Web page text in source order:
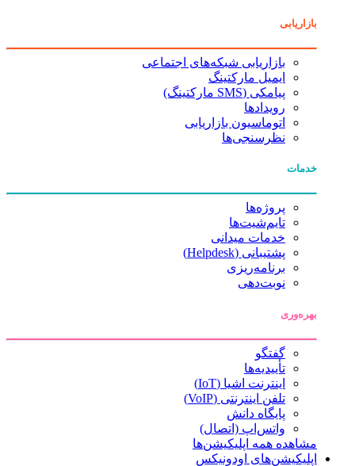
بازاریابی
بازاریابی شبکه‌های اجتماعی
ایمیل مارکتینگ
پیامکی (SMS مارکتینگ)
رویدادها
اتوماسیون بازاریابی
نظرسنجی‌ها
خدمات
پروژه‌ها
تایم‌شیت‌ها
خدمات میدانی
پشتیبانی (Helpdesk)
برنامه‌ریزی
نوبت‌دهی
بهره‌وری
گفتگو
تأییدیه‌ها
اینترنت اشیا (IoT)
تلفن اینترنتی (VoIP)
پایگاه دانش
واتس‌اپ (اتصال)
مشاهده همه اپلیکیشن‌ها
اپلیکیشن‌های اودونیکس